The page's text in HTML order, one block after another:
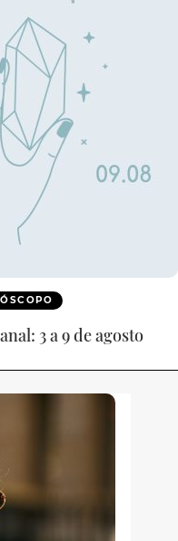
3 a 9 de agosto